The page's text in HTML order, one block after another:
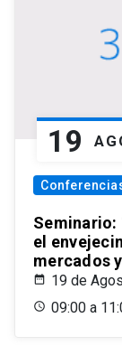
19
Seminario:
el
mercados
19 de
09:00 a